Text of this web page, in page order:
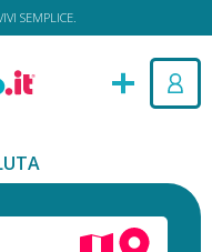
SEMPLICE.